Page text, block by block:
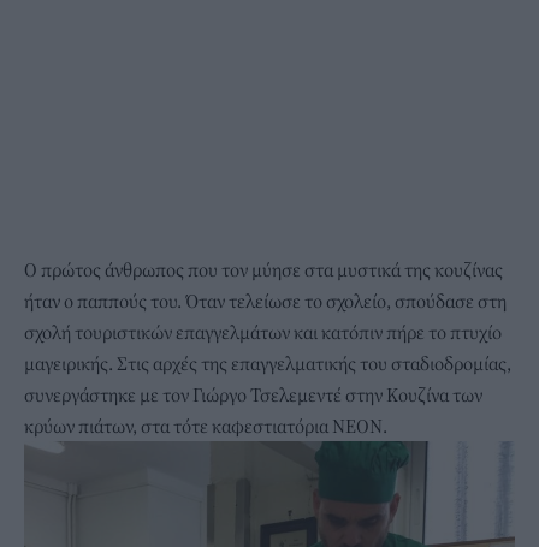
Ο πρώτος άνθρωπος που τον μύησε στα μυστικά της κουζίνας
ήταν ο παππούς του. Όταν τελείωσε το σχολείο, σπούδασε στη
σχολή τουριστικών επαγγελμάτων και κατόπιν πήρε το πτυχίο
μαγειρικής. Στις αρχές της επαγγελματικής του σταδιοδρομίας,
συνεργάστηκε με τον Γιώργο Τσελεμεντέ στην Κουζίνα των
κρύων πιάτων, στα τότε καφεστιατόρια ΝΕΟΝ.